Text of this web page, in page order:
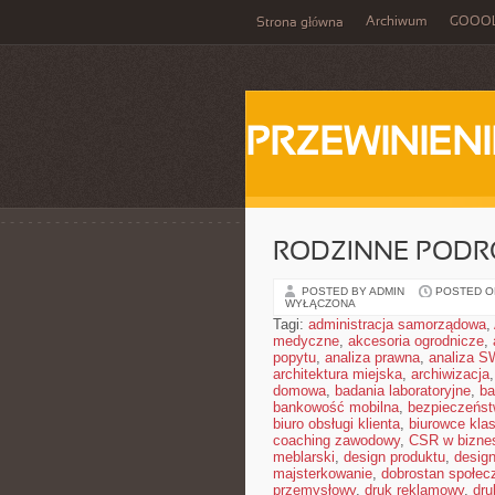
Strona główna Archiwum
RODZINNE
POSTED BY ADMIN POSTED
WYŁĄCZONA
Tagi: administracja samorządowa,
medyczne, akcesoria ogrodnicze,
popytu, analiza prawna, analiza
architektura miejska, archiwizacja,
domowa, badania laboratoryjne,
bankowość mobilna,
biuro obsługi klienta, biurowce
coaching zawodowy, CSR w
meblarski, design produktu,
majsterkowanie, dobrostan
przemysłowy, druk reklamowy,